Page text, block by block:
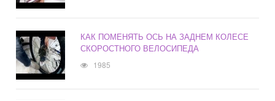
КАК ПОМЕНЯТЬ ОСЬ НА ЗАДНЕМ КОЛЕСЕ
СКОРОСТНОГО ВЕЛОСИПЕДА
1985